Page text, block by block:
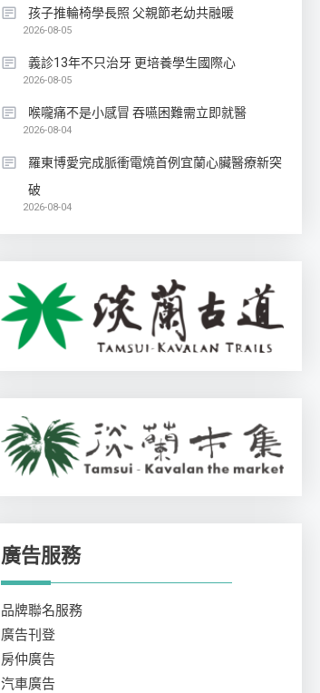
孩子推輪椅學長照 父親節老幼共融暖
2026-08-05
義診13年不只治牙 更培養學生國際心
2026-08-05
喉嚨痛不是小感冒 吞嚥困難需立即就醫
2026-08-04
羅東博愛完成脈衝電燒首例宜蘭心臟醫療新突
破
2026-08-04
廣告服務
品牌聯名服務
廣告刊登
房仲廣告
汽車廣告